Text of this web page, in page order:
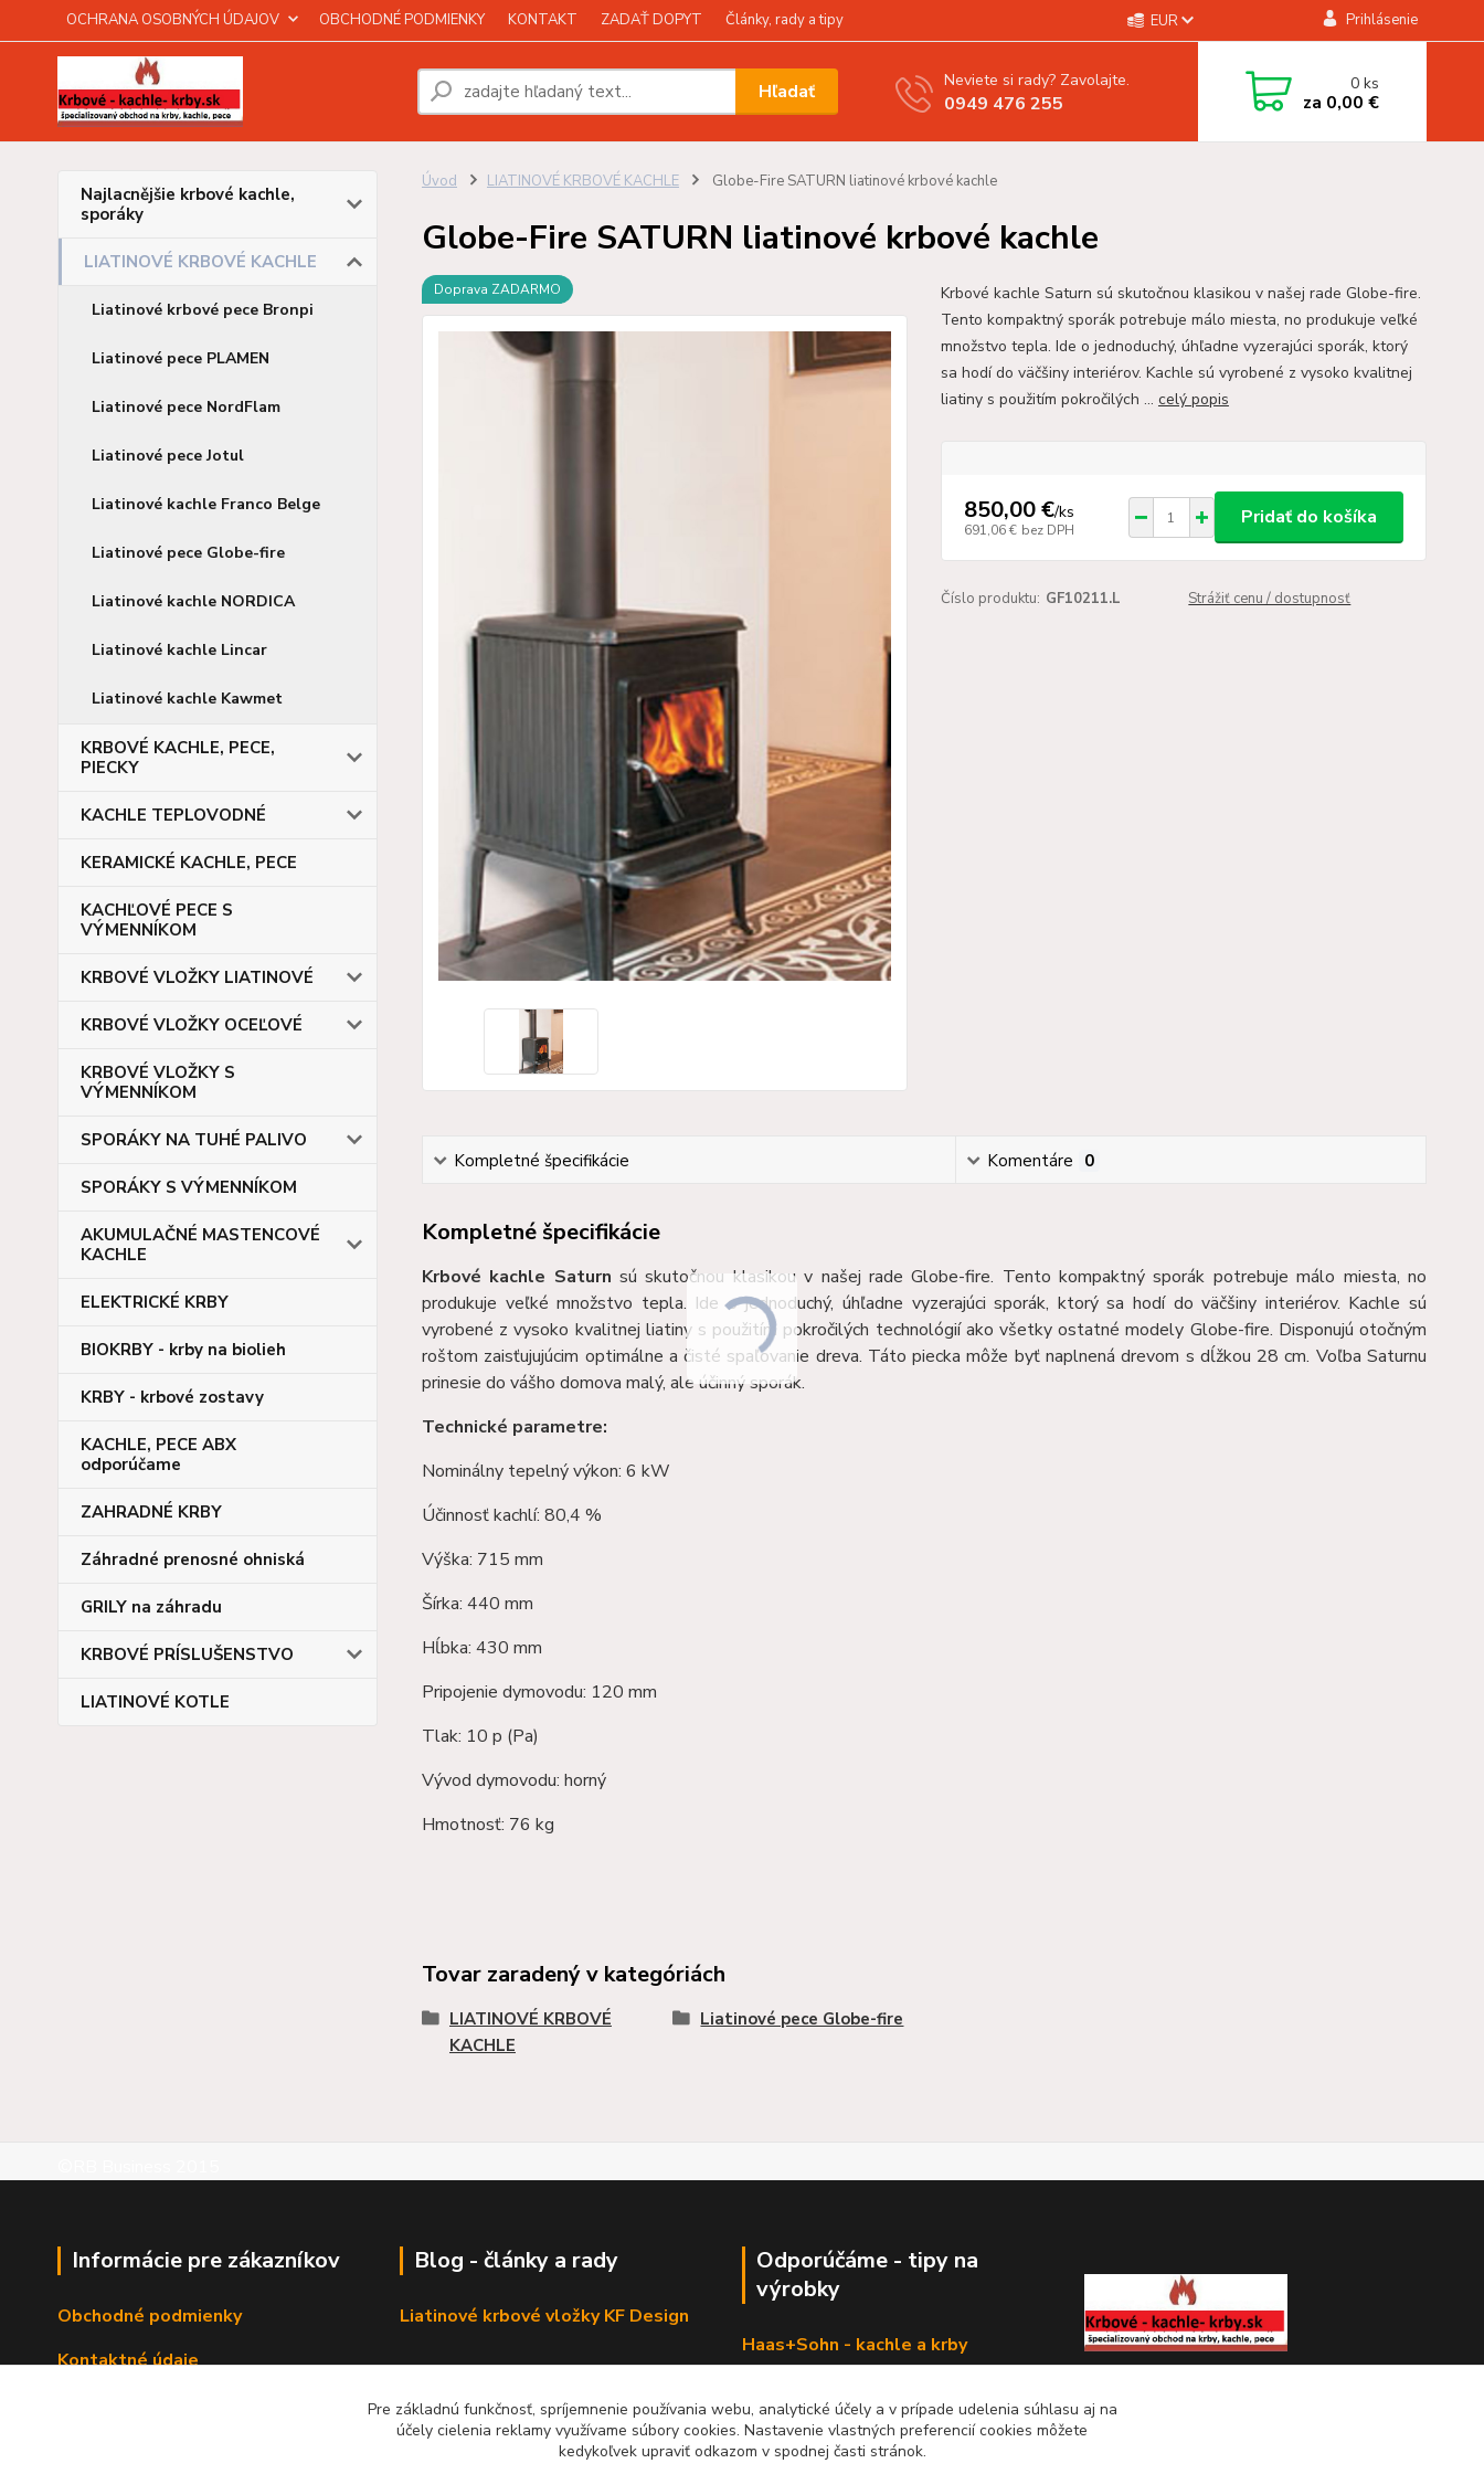
OCHRANA OSOBNÝCH ÚDAJOV OBCHODNÉ PODMIENKY KONTAKT ZADAŤ DOPYT Články, rady a tipy EUR Prihlásenie
Hľadať Neviete si rady? Zavolajte.
0949 476 255
0ks
za 0,00 €
Najlacnějšie krbové kachle,
sporáky
LIATINOVÉ KRBOVÉ KACHLE
Liatinové krbové pece Bronpi
Liatinové pece PLAMEN
Liatinové pece NordFlam
Liatinové pece Jotul
Liatinové kachle Franco Belge
Liatinové pece Globe-fire
Liatinové kachle NORDICA
Liatinové kachle Lincar
Liatinové kachle Kawmet
KRBOVÉ KACHLE, PECE,
PIECKY
KACHLE TEPLOVODNÉ
KERAMICKÉ KACHLE, PECE
KACHĽOVÉ PECE S
VÝMENNÍKOM
KRBOVÉ VLOŽKY LIATINOVÉ
KRBOVÉ VLOŽKY OCEĽOVÉ
KRBOVÉ VLOŽKY S
VÝMENNÍKOM
SPORÁKY NA TUHÉ PALIVO
SPORÁKY S VÝMENNÍKOM
AKUMULAČNÉ MASTENCOVÉ
KACHLE
ELEKTRICKÉ KRBY
BIOKRBY - krby na biolieh
KRBY - krbové zostavy
KACHLE, PECE ABX
odporúčame
ZAHRADNÉ KRBY
Záhradné prenosné ohniská
GRILY na záhradu
KRBOVÉ PRÍSLUŠENSTVO
LIATINOVÉ KOTLE
Úvod LIATINOVÉ KRBOVÉ KACHLE Globe-Fire SATURN liatinové krbové kachle
Globe-Fire SATURN liatinové krbové kachle
Doprava ZADARMO
Krbové kachle Saturn sú skutočnou klasikou v našej rade Globe-fire.
Tento kompaktný sporák potrebuje málo miesta, no produkuje veľké
množstvo tepla. Ide o jednoduchý, úhľadne vyzerajúci sporák, ktorý
sa hodí do väčšiny interiérov. Kachle sú vyrobené z vysoko kvalitnej
liatiny s použitím pokročilých ... celý popis
850,00 €/ks
691,06 € bez DPH
Pridať do košíka
Číslo produktu: GF10211.L Strážiť cenu / dostupnosť
Kompletné špecifikácie Komentáre 0
Kompletné špecifikácie
Krbové kachle Saturn sú skutočnou klasikou v našej rade Globe-fire. Tento kompaktný sporák potrebuje málo miesta, no
produkuje veľké množstvo tepla. Ide o jednoduchý, úhľadne vyzerajúci sporák, ktorý sa hodí do väčšiny interiérov. Kachle sú
vyrobené z vysoko kvalitnej liatiny s použitím pokročilých technológií ako všetky ostatné modely Globe-fire. Disponujú otočným
roštom zaisťujujúcim optimálne a čisté spaľovanie dreva. Táto piecka môže byť naplnená drevom s dĺžkou 28 cm. Voľba Saturnu
prinesie do vášho domova malý, ale účinný sporák.
Technické parametre:
Nominálny tepelný výkon: 6 kW
Účinnosť kachlí: 80,4 %
Výška: 715 mm
Šírka: 440 mm
Hĺbka: 430 mm
Pripojenie dymovodu: 120 mm
Tlak: 10 p (Pa)
Vývod dymovodu: horný
Hmotnosť: 76 kg
Tovar zaradený v kategóriách
LIATINOVÉ KRBOVÉ
KACHLE
Liatinové pece Globe-fire
Informácie pre zákazníkov
Obchodné podmienky
Kontaktné údaje
Blog - články a rady
Liatinové krbové vložky KF Design
Odporúčáme - tipy na
výrobky
Haas+Sohn - kachle a krby
0949 476 255
Pre základnú funkčnosť, spríjemnenie používania webu, analytické účely a v prípade udelenia súhlasu aj na
účely cielenia reklamy využívame súbory cookies. Nastavenie vlastných preferencií cookies môžete
kedykoľvek upraviť odkazom v spodnej časti stránok.